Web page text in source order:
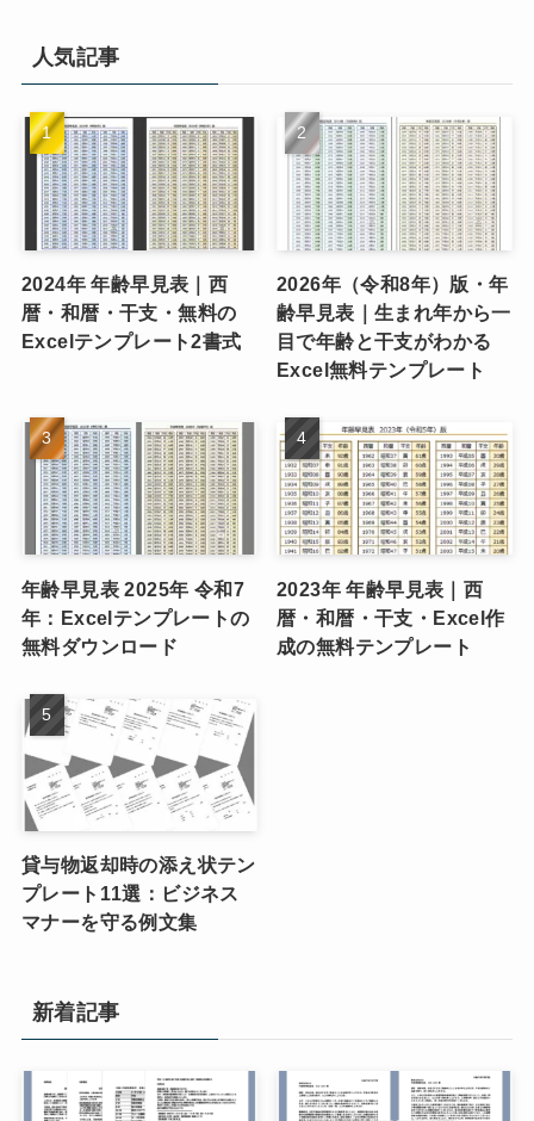
ー
人気記事
2024年 年齢早見表｜西
暦・和暦・干支・無料の
Excelテンプレート2書式
2026年（令和8年）版・年
齢早見表｜生まれ年から一
目で年齢と干支がわかる
Excel無料テンプレート
年齢早見表 2025年 令和7
年：Excelテンプレートの
無料ダウンロード
2023年 年齢早見表｜西
暦・和暦・干支・Excel作
成の無料テンプレート
貸与物返却時の添え状テン
プレート11選：ビジネス
マナーを守る例文集
新着記事